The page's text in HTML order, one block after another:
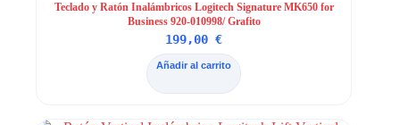
Teclado y Ratón Inalámbricos Logitech Signature MK650 for
Business 920-010998/ Grafito
199,00€
Añadir al carrito